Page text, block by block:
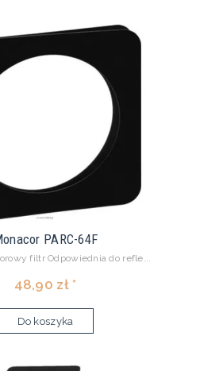
PARC-64F
filtr Odpowiednia do refle...
48,90 zł *
Do koszyka